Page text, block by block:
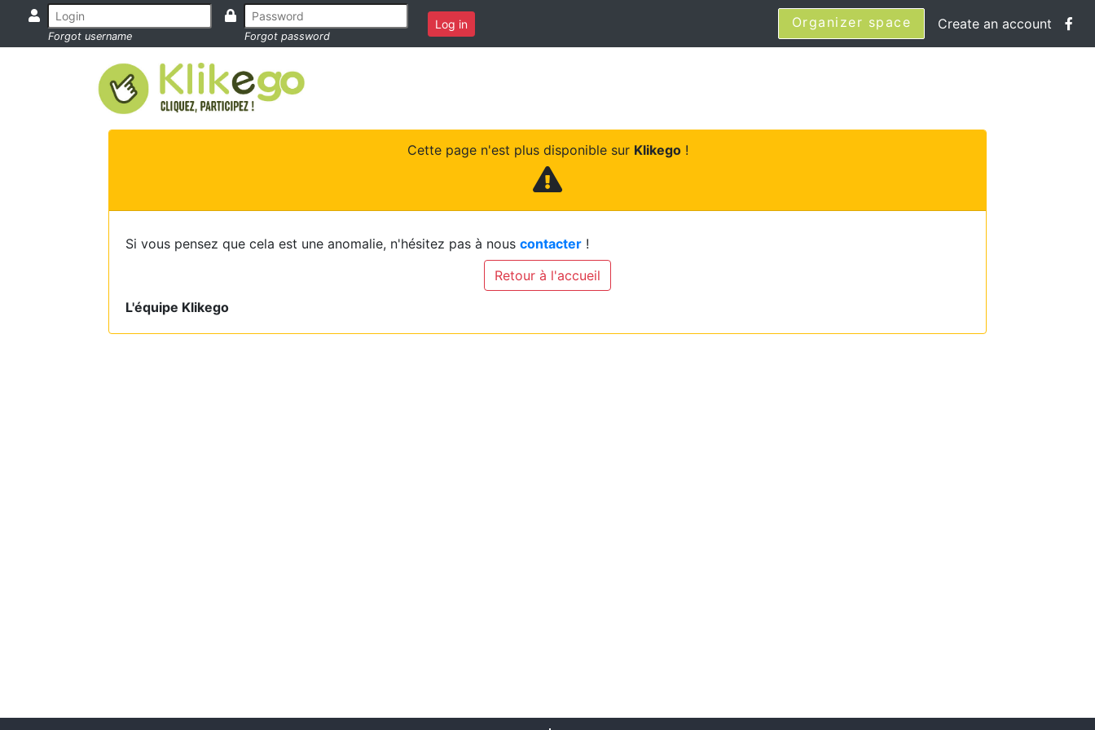
Forgot username Forgot password
Log in Organizer space Create an account
Cette page n'est plus disponible sur Klikego!
Si vous pensez que cela est une anomalie, n'hésitez pas à nous contacter !
Retour à l'accueil
L'équipe Klikego